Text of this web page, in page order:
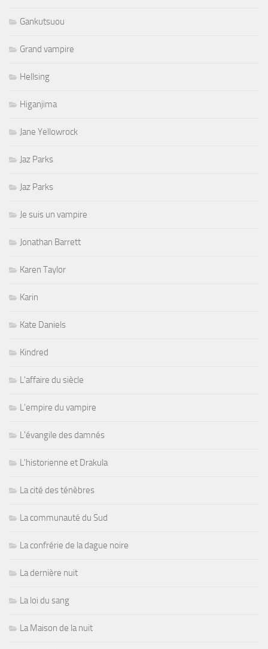
Gankutsuou
Grand vampire
Hellsing
Higanjima
Jane Yellowrock
Jaz Parks
Jaz Parks
Je suis un vampire
Jonathan Barrett
Karen Taylor
Karin
Kate Daniels
Kindred
L'affaire du siècle
L'empire du vampire
L'évangile des damnés
L'historienne et Drakula
La cité des ténèbres
La communauté du Sud
La confrérie de la dague noire
La dernière nuit
La loi du sang
La Maison de la nuit